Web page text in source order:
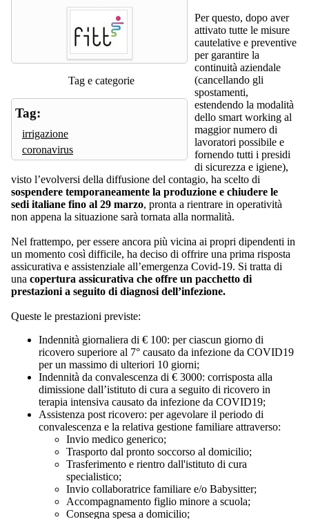
Tag e categorie
Tag:
irrigazione
coronavirus
Per questo, dopo aver
attivato tutte le misure
cautelative e preventive
per garantire la
continuità aziendale
(cancellando gli
spostamenti,
estendendo la modalità
dello smart working al
maggior numero di
lavoratori possibile e
fornendo tutti i presidi
di sicurezza e igiene),
visto l’evolversi della diffusione del contagio, ha scelto di
sospendere temporaneamente la produzione e chiudere le
sedi italiane fino al 29 marzo, pronta a rientrare in operatività
non appena la situazione sarà tornata alla normalità.
Nel frattempo, per essere ancora più vicina ai propri dipendenti in
un momento così difficile, ha deciso di offrire una prima risposta
assicurativa e assistenziale all’emergenza Covid-19. Si tratta di
una copertura assicurativa che offre un pacchetto di
prestazioni a seguito di diagnosi dell’infezione.
Queste le prestazioni previste:
Indennità giornaliera di € 100: per ciascun giorno di
ricovero superiore al 7° causato da infezione da COVID19
per un massimo di ulteriori 10 giorni;
Indennità da convalescenza di € 3000: corrisposta alla
dimissione dall’istituto di cura a seguito di ricovero in
terapia intensiva causato da infezione da COVID19;
Assistenza post ricovero: per agevolare il periodo di
convalescenza e la relativa gestione familiare attraverso:
Invio medico generico;
Trasporto dal pronto soccorso al domicilio;
Trasferimento e rientro dall'istituto di cura
specialistico;
Invio collaboratrice familiare e/o Babysitter;
Accompagnamento figlio minore a scuola;
Consegna spesa a domicilio;